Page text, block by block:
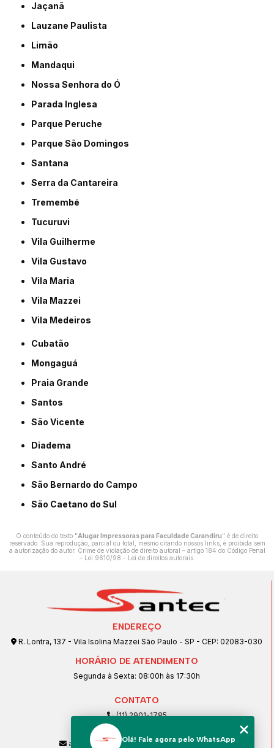
Jaçanã
Lauzane Paulista
Limão
Mandaqui
Nossa Senhora do Ó
Parada Inglesa
Parque Peruche
Parque São Domingos
Santana
Serra da Cantareira
Tremembé
Tucuruvi
Vila Guilherme
Vila Gustavo
Vila Maria
Vila Mazzei
Vila Medeiros
Cubatão
Mongaguá
Praia Grande
Santos
São Vicente
Diadema
Santo André
São Bernardo do Campo
São Caetano do Sul
O conteúdo do texto "Alugar Impressoras para Faculdade Carandiru" é de direito
reservado. Sua reprodução, parcial ou total, mesmo citando nossos links, é proibida sem
a autorização do autor. Crime de violação de direito autoral – artigo 184 do Código Penal
– Lei 9610/98 - Lei de direitos autorais.
ENDEREÇO
R. Lontra, 137 - Vila Isolina Mazzei São Paulo - SP - CEP: 02083-030
HORÁRIO DE ATENDIMENTO
Segunda à Sexta: 08:00h às 17:30h
CONTATO
(11) 2901-1785
(11) 99239-1832
atendimento@santeccopiadoras.com.br
Olá! Fale agora pelo WhatsApp